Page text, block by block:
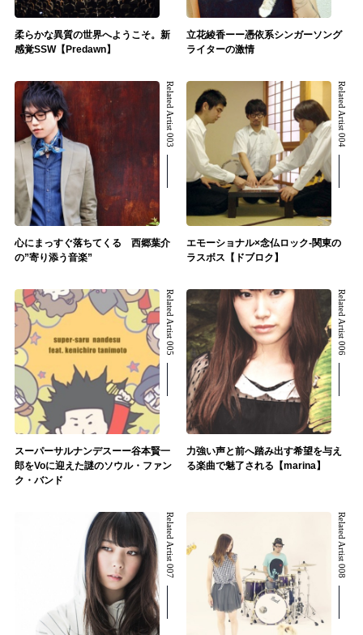
柔らかな異質の世界へようこそ。新
感覚SSW【Predawn】
立花綾香ーー憑依系シンガーソング
ライターの激情
Related Artist 003
心にまっすぐ落ちてくる 西郷葉介
の”寄り添う音楽”
Related Artist 004
エモーショナル×念仏ロック-関東の
ラスボス【ドブロク】
Related Artist 005
スーパーサルナンデスーー谷本賢一
郎をVoに迎えた謎のソウル・ファン
ク・バンド
Related Artist 006
力強い声と前へ踏み出す希望を与え
る楽曲で魅了される【marina】
Related Artist 007 Related Artist 008